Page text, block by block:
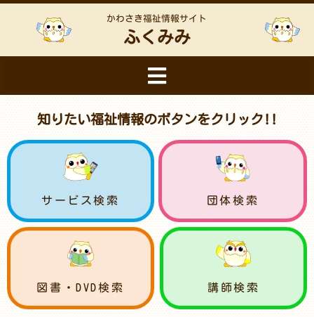
かわさき福祉情報サイト
ふくみみ
知りたい福祉情報のボタンをクリック!!
サービス検索 団体検索
図書・DVD検索 講師検索